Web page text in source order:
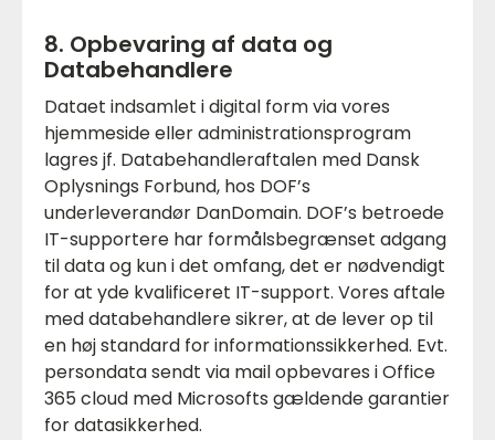
8. Opbevaring af data og
Databehandlere
Dataet indsamlet i digital form via vores
hjemmeside eller administrationsprogram
lagres jf. Databehandleraftalen med Dansk
Oplysnings Forbund, hos DOF’s
underleverandør DanDomain. DOF’s betroede
IT-supportere har formålsbegrænset adgang
til data og kun i det omfang, det er nødvendigt
for at yde kvalificeret IT-support. Vores aftale
med databehandlere sikrer, at de lever op til
en høj standard for informationssikkerhed. Evt.
persondata sendt via mail opbevares i Office
365 cloud med Microsofts gældende garantier
for datasikkerhed.